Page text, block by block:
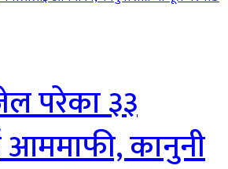
परेका ३३
आममाफी, कानुनी